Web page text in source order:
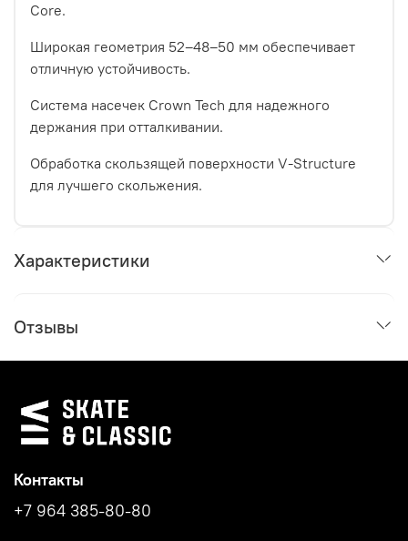
Core.
Широкая геометрия 52–48–50 мм обеспечивает
отличную устойчивость.
Система насечек Crown Tech для надежного
держания при отталкивании.
Обработка скользящей поверхности V-Structure
для лучшего скольжения.
Характеристики
Отзывы
Контакты
+7 964 385-80-80